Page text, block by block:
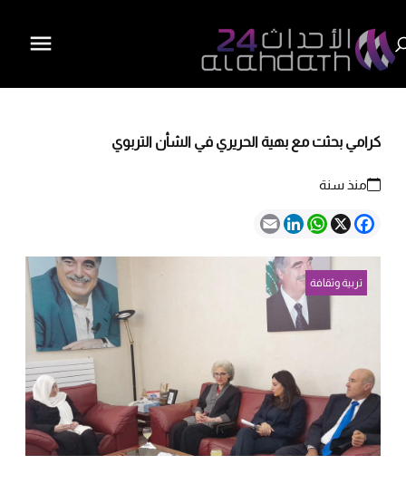
كرامي بحثت مع بهية الحريري في الشأن التربوي
منذ سنة
Facebook
X
WhatsApp
LinkedIn
Email
تربية وثقافة